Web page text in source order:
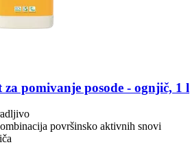
za pomivanje posode -​ ognjič, 1 l
površinsko aktivnih snovi